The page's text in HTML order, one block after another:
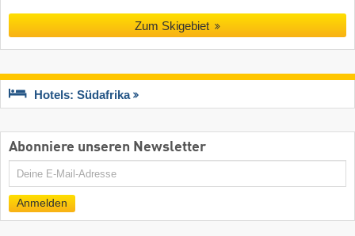
Zum Skigebiet
Hotels: Südafrika
Abonniere unseren Newsletter
E-
Anmelden